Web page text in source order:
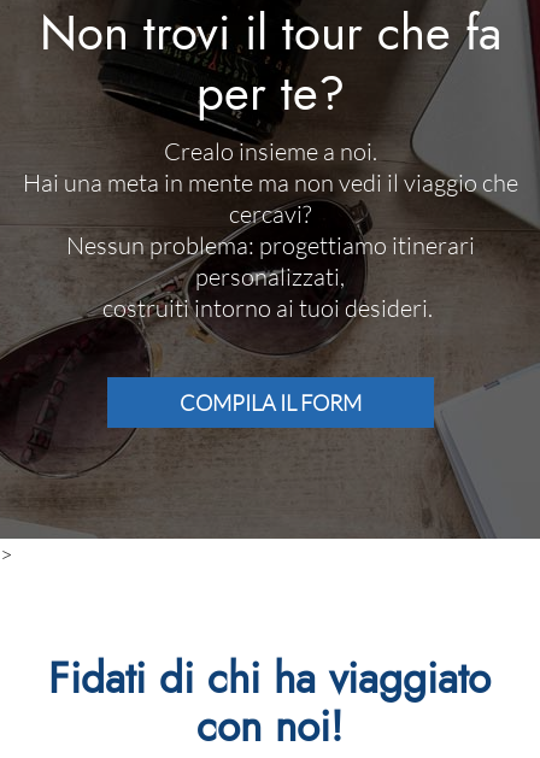
Non trovi il tour che fa
per te?
Crealo insieme a noi.
Hai una meta in mente ma non vedi il viaggio che
cercavi?
Nessun problema: progettiamo itinerari
personalizzati,
costruiti intorno ai tuoi desideri.
COMPILA IL FORM
>
Fidati di chi ha viaggiato
con noi!